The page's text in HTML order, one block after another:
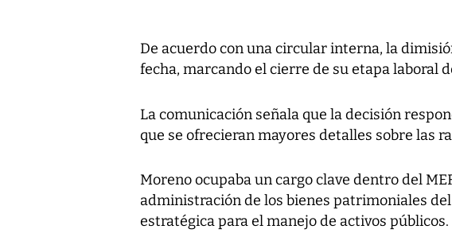
De acuerdo con una circular interna, la
fecha, marcando el cierre de su etapa laboral
La comunicación señala que la decisión
que se ofrecieran mayores detalles sobre las
Moreno ocupaba un cargo clave dentro del
administración de los bienes patrimoniales
estratégica para el manejo de activos públicos.